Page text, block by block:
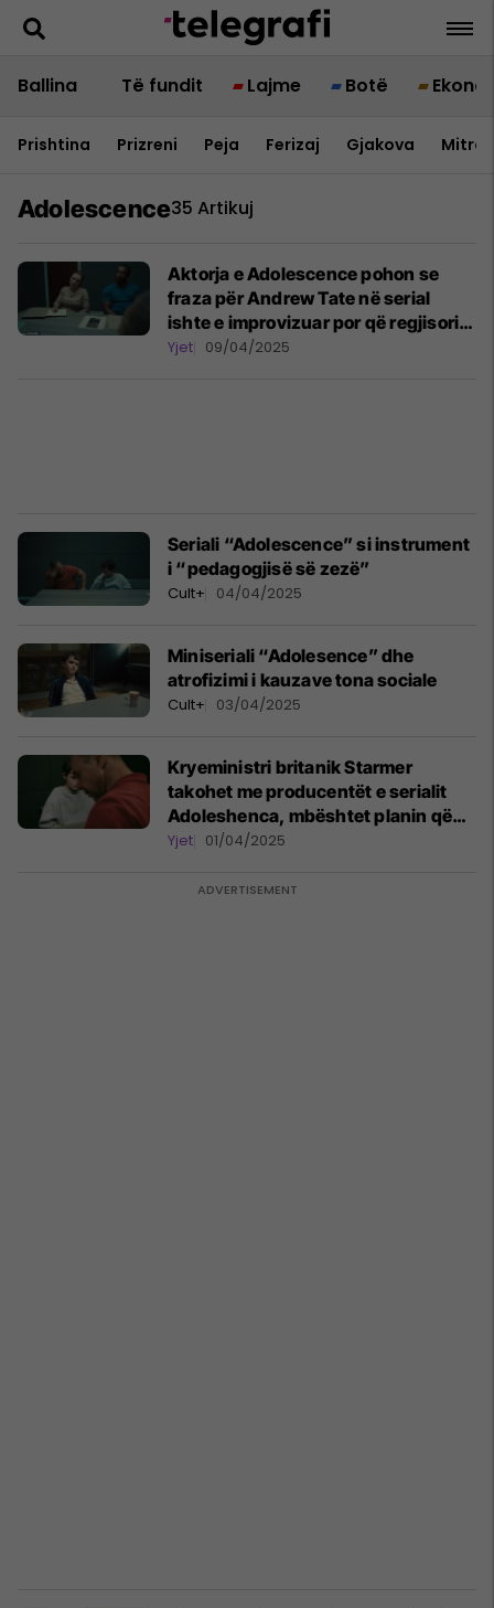
Ballina Të fundit Lajme Botë
Prishtina Prizreni Peja Ferizaj Gjakova
Adolescence35 Artikuj
Aktorja e Adolescence pohon se
fraza për Andrew Tate në serial
ishte e improvizuar por që regjisori
ia miratoi
Yjet 09/04/2025
Seriali “Adolescence” si instrument
i “pedagogjisë së zezë”
Cult+ 04/04/2025
Miniseriali “Adolesence” dhe
atrofizimi i kauzave tona sociale
Cult+ 03/04/2025
Kryeministri britanik Starmer
takohet me producentët e serialit
Adoleshenca, mbështet planin që
drama të transmetohet në shkolla
Yjet 01/04/2025